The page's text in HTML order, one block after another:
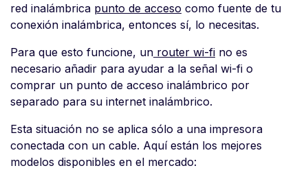
red inalámbrica punto de acceso como fuente de tu
conexión inalámbrica, entonces sí, lo necesitas.
Para que esto funcione, un router wi-fi no es
necesario añadir para ayudar a la señal wi-fi o
comprar un punto de acceso inalámbrico por
separado para su internet inalámbrico.
Esta situación no se aplica sólo a una impresora
conectada con un cable. Aquí están los mejores
modelos disponibles en el mercado: